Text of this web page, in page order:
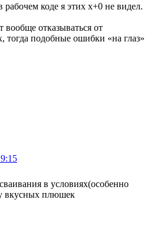
коде я этих x+0 не видел.
вообще отказываться от
тогда подобные ошибки «на глаз»
в условиях(особенно
вкусных плюшек